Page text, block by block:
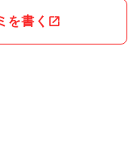
中で快適です。 当た
を書く